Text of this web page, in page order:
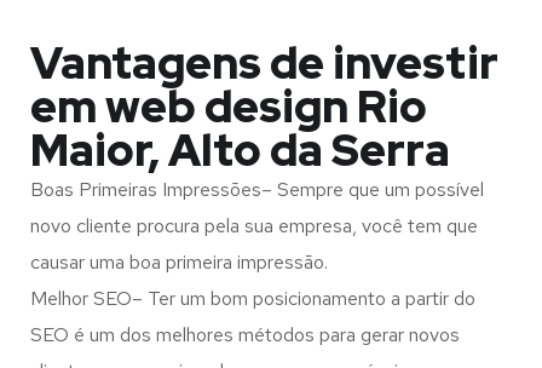
Vantagens de investir
em web design Rio
Maior, Alto da Serra
Boas Primeiras Impressões– Sempre que um possível
novo cliente procura pela sua empresa, você tem que
causar uma boa primeira impressão.
Melhor SEO– Ter um bom posicionamento a partir do
SEO é um dos melhores métodos para gerar novos